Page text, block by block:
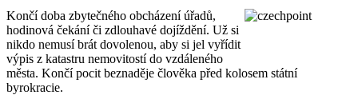
Končí doba zbytečného obcházení úřadů,
hodinová čekání či zdlouhavé dojíždění. Už si
nikdo nemusí brát dovolenou, aby si jel vyřídit
výpis z katastru nemovitostí do vzdáleného
města. Končí pocit beznaděje člověka před kolosem státní
byrokracie.